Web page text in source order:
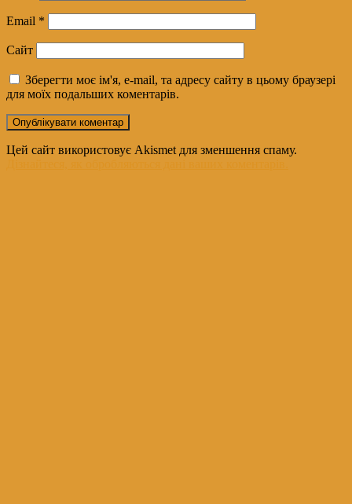
Email *
Сайт
Зберегти моє ім'я, e-mail, та адресу сайту в цьому браузері
для моїх подальших коментарів.
Цей сайт використовує Akismet для зменшення спаму.